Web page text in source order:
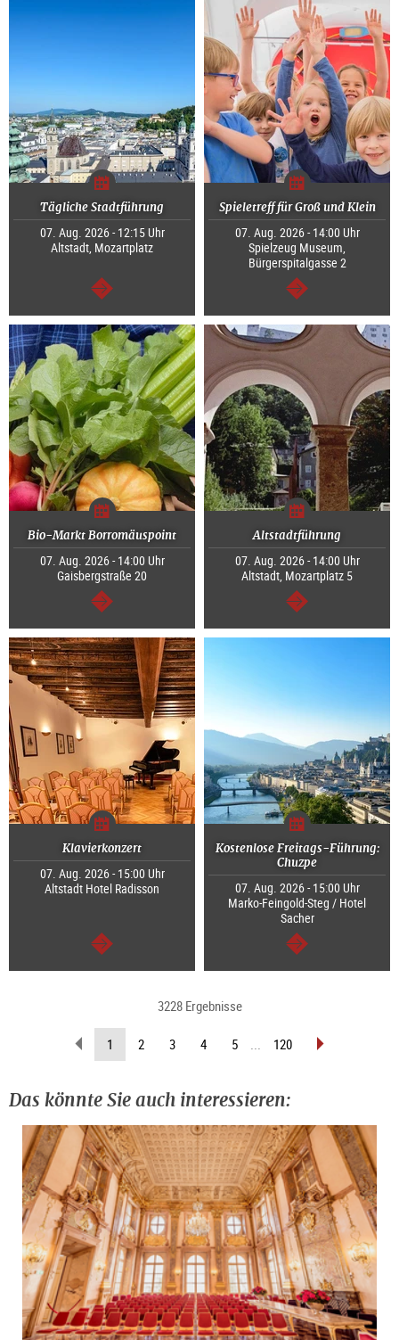
Tägliche Stadtführung
07. Aug. 2026 - 12:15 Uhr
Altstadt, Mozartplatz
weiter
Spieletreff für Groß und Klein
07. Aug. 2026 - 14:00 Uhr
Spielzeug Museum,
Bürgerspitalgasse 2
weiter
Bio-Markt Borromäuspoint
07. Aug. 2026 - 14:00 Uhr
Gaisbergstraße 20
weiter
Altstadtführung
07. Aug. 2026 - 14:00 Uhr
Altstadt, Mozartplatz 5
weiter
Klavierkonzert
07. Aug. 2026 - 15:00 Uhr
Altstadt Hotel Radisson
weiter
Kostenlose Freitags-Führung:
Chuzpe
07. Aug. 2026 - 15:00 Uhr
Marko-Feingold-Steg / Hotel
Sacher
weiter
3228 Ergebnisse
zurückblättern
1 (aktuelle
Seite)
2 3 4 5 ... 120 vorblättern
Das könnte Sie auch interessieren: